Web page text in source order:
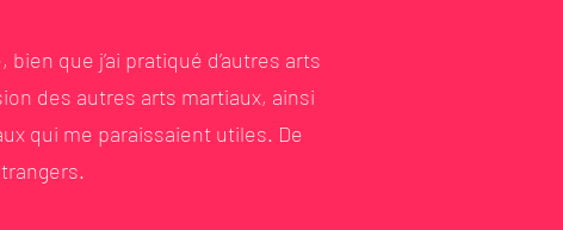
que j’ai pratiqué d’autres arts
des autres arts martiaux, ainsi
qui me paraissaient utiles. De